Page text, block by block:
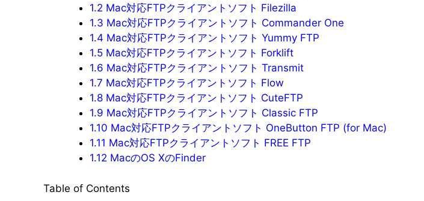
1.2 Mac対応FTPクライアントソフト Filezilla
1.3 Mac対応FTPクライアントソフト Commander One
1.4 Mac対応FTPクライアントソフト Yummy FTP
1.5Mac対応FTPクライアントソフト Forklift
1.6 Mac対応FTPクライアントソフト Transmit
1.7 Mac対応FTPクライアントソフト Flow
1.8Mac対応FTPクライアントソフト CuteFTP
1.9 Mac対応FTPクライアントソフト Classic FTP
1.10 Mac対応FTPクライアントソフト OneButton FTP (for Mac)
1.11 Mac対応FTPクライアントソフト FREE FTP
1.12 MacのOS XのFinder
Table of Contents